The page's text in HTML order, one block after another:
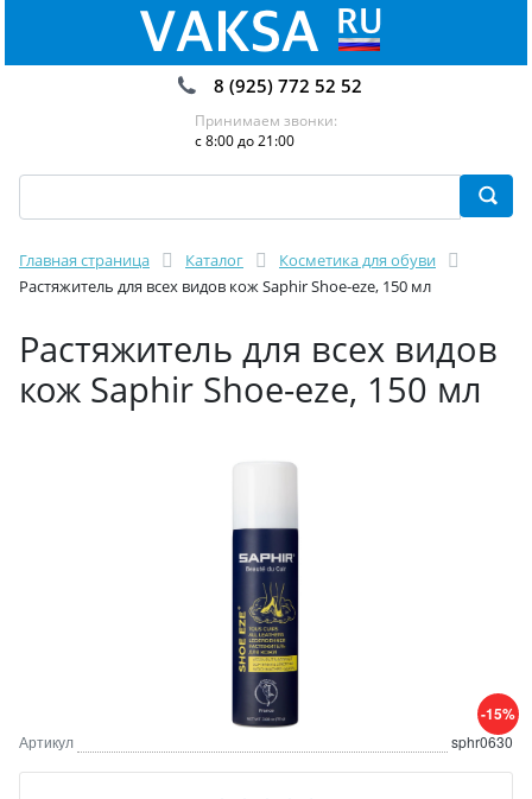
8 (925) 772 52 52
Принимаем звонки:
с 8:00 до 21:00
Главная страница Каталог
Косметика для обуви
Растяжитель для всех видов кож Saphir Shoe-eze, 150 мл
Растяжитель для всех видов
кож Saphir Shoe-eze, 150 мл
-15%
Артикул sphr0630